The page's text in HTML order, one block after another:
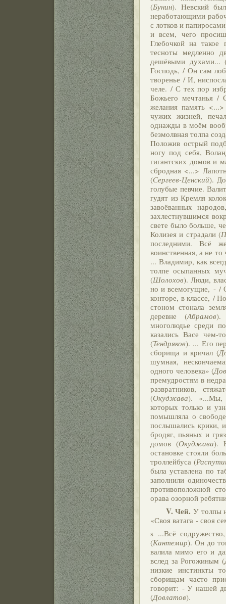
(Бунин). Невский
неработающими
с лотков и
и всем, чего
Глебочкой на такое
тесноты медленно
дешёвыми духами...
Господь, / Он сам
творенье / И,
челе. / С тех пор
Божьего мечтанья /
желания память <...>
чужих жизней,
однажды в моём
безмолвная толпа
Положив острый
ногу под себя,
гигантских домов и
сбродная <...>
(Сергеев-Ценский).
голубые певчие.
гудят из Кремля
завоёванных
захлестнувшимся
свете было больше,
Колизея и страдали (
последними. Всё
воинственная, а не
... Владимир, как
толпе осыпанных
(Шолохов). Люди,
но и всемогущие, - /
конторе, в классе, /
стоном стонала
деревне (Абрамов).
многолюдье среди
казались Васе чем-
(Тендряков). ... Его
сборища и кричал (
шумная,
одного человека» (
премудростям в
развратников,
(Окуджава). «...Мы,
которых только и
помышляла о
послышались крики,
бродяг, пьяных и
домов (Окуджава).
остановке стояли
троллейбуса (
была уставлена по
заполнили
противоположной
орава озорной
V. Чей. У толпы
«Своя ватага - своя
s ...Всё
(Кантемир). Он до
валила мимо его и
вслед за Рогожиным (
низкие инстинкты
сборищам часто
говорит: - У нашей
(Довлатов).